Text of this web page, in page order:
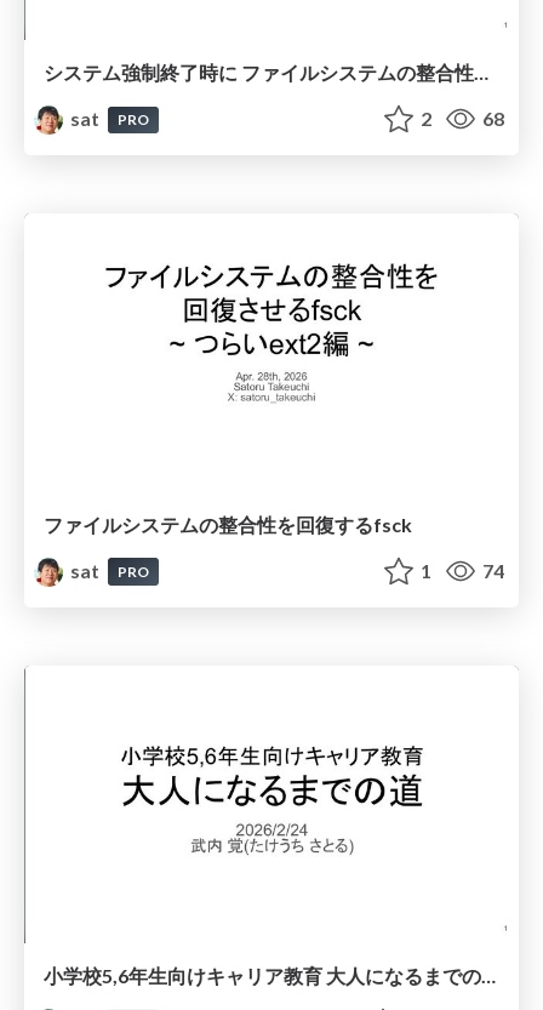
システム強制終了時に ファイルシステムの整合性を保つ ~ ジャーナリング編 ~
sat
PRO 2 68
ファイルシステムの整合性を回復するfsck
sat
PRO 1 74
小学校5,6年生向けキャリア教育 大人になるまでの道